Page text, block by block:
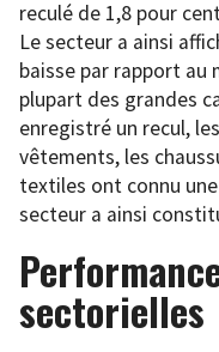
reculé de 1,8 pour
Le secteur a ainsi
baisse par rapport au
plupart des grandes
enregistré un recul,
vêtements, les
textiles ont connu
secteur a ainsi
sectorielles